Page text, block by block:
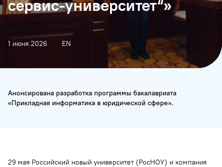
сервис-университет“»
1 июня 2026 EN
Анонсирована разработка программы бакалавриата
«Прикладная информатика в юридической сфере».
29 мая Российский новый университет (РосНОУ) и компания